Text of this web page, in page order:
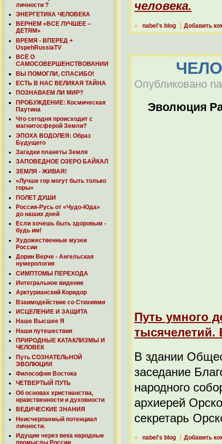
личности ?
ЭНЕРГЕТИКА ЧЕЛОВЕКА
ВЕРНЕМ «ВСЕ ЛУЧШЕЕ –
ДЕТЯМ»
ВРЕМЯ - ВПЕРЕД +
UspehRussiaTV
ВСЁ О
САМОСОВЕРШЕНСТВОВАНИИ
ВЫ ПОМОГЛИ, СПАСИБО!
ЕСТЬ В НАС ВЕЛИКАЯ ТАЙНА
ПОЗНАВАЕМ ЛИ МИР?
ПРОБУЖДЕНИЕ: Космическая
Паутина
Что сегодня происходит с
магнитосферой Земли?
ЭПОХА ВОДОЛЕЯ: Образ
Будущего
Загадки планеты Земля
ЗАПОВЕДНОЕ ОЗЕРО БАЙКАЛ
ЗЕМЛЯ - ЖИВАЯ!
«Лучше гор могут быть только
горы»
ПОЛЕТ ДУШИ
Россия-Русь от «Чудо-Юда»
до наших дней
Если хочешь быть здоровым -
будь им!
Художественные музеи
России
Дорин Верче - Ангельская
нумерология
СИМПТОМЫ ПЕРЕХОДА
Интегральное видение
Арктурианский Коридор
Взаимодействие со Стихиями
ИСЦЕЛЕНИЕ И ЗАЩИТА
Наше Высшее Я
Наши путешествия
ПРИРОДНЫЕ КАТАКЛИЗМЫ И
ЧЕЛОВЕК
Путь СОЗНАТЕЛЬНОЙ
ЭВОЛЮЦИИ
Философия Востока
ЧЕТВЕРТЫЙ ПУТЬ
Об основах христианства,
нравственности и духовности
ВЕДИЧЕСКИЕ ЗНАНИЯ
Неисчерпаемый потенциал
личности.
Идущие через века народные
промыслы России
человека.
» nabel's blog Добавить
Опубликовано
Эволюция
Путь умного
тысячелетий.
В здании
заседание
народного
архиерей
секретарь
» nabel's blog Добавить